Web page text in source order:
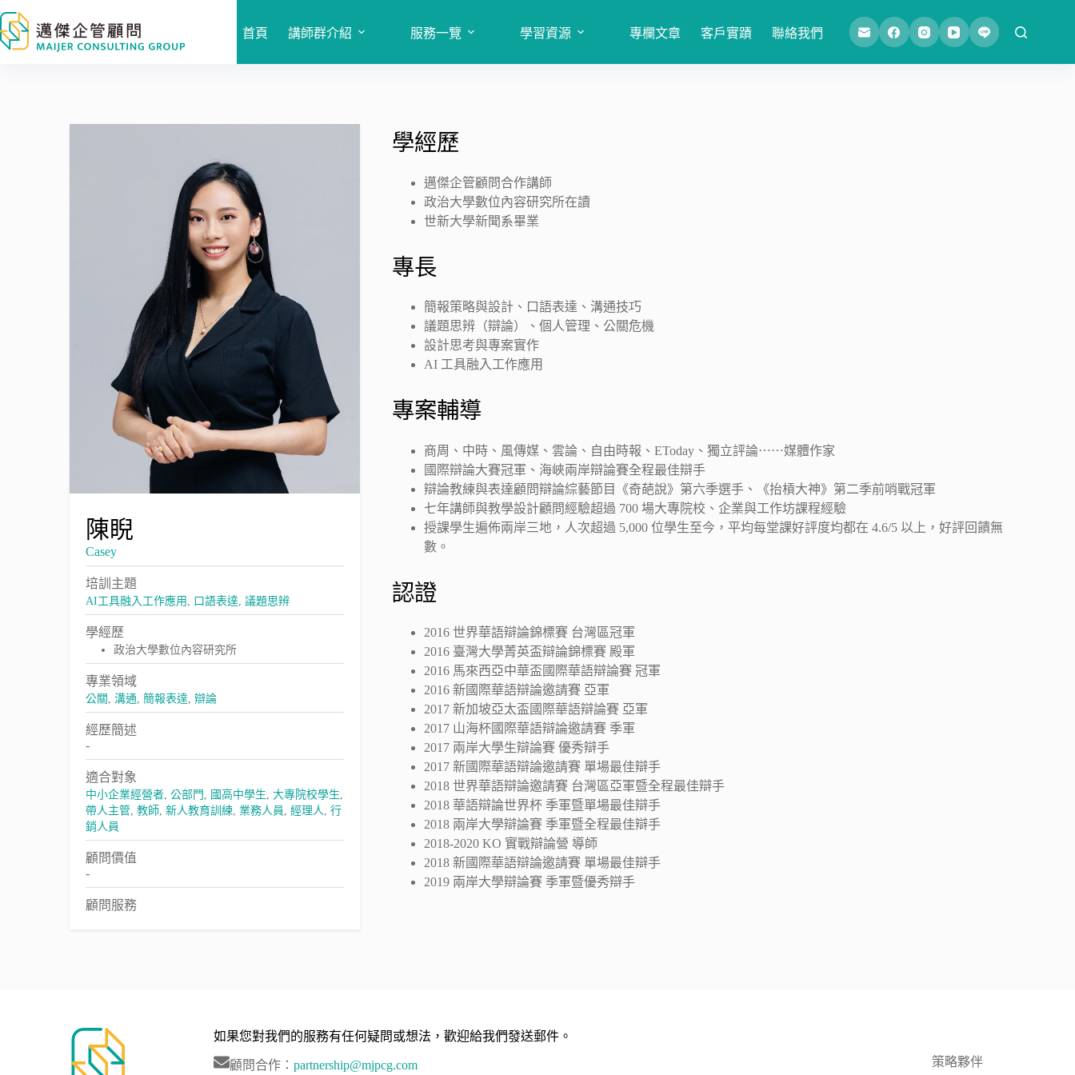
跳
至
主
首頁 講師群介紹 服務一覽 學習資源 專欄文章 客戶實蹟 聯絡我們
陳睨
Casey
培訓主題
AI工具融入工作應用 , 口語表達,議題思辨
學經歷
政治大學數位內容研究所
專業領域
公關 ,溝通,簡報表達,辯論
經歷簡述
-
適合對象
中小企業經營者,公部門 , 國高中學生,大專院校學生,
帶人主管,教師,新人教育訓練, 業務人員 ,經理人,行
銷人員
顧問價值
-
顧問服務
學經歷
邁傑企管顧問合作講師
政治大學數位內容研究所在讀
世新大學新聞系畢業
專長
簡報策略與設計、口語表達、溝通技巧
議題思辨（辯論）、個人管理、公關危機
設計思考與專案實作
AI 工具融入工作應用
專案輔導
商周、中時、風傳媒、雲論、自由時報、EToday、獨立評論⋯⋯媒體作家
國際辯論大賽冠軍、海峽兩岸辯論賽全程最佳辯手
辯論教練與表達顧問辯論綜藝節目《奇葩說》第六季選手、《抬槓大神》第二季前哨戰冠軍
七年講師與教學設計顧問經驗超過 700 場大專院校、企業與工作坊課程經驗
授課學生遍佈兩岸三地，人次超過 5,000 位學生至今，平均每堂課好評度均都在 4.6/5 以上，好評回饋無
數。
認證
2016 世界華語辯論錦標賽 台灣區冠軍
2016 臺灣大學菁英盃辯論錦標賽 殿軍
2016 馬來西亞中華盃國際華語辯論賽 冠軍
2016 新國際華語辯論邀請賽 亞軍
2017 新加坡亞太盃國際華語辯論賽 亞軍
2017 山海杯國際華語辯論邀請賽 季軍
2017 兩岸大學生辯論賽 優秀辯手
2017 新國際華語辯論邀請賽 單場最佳辯手
2018 世界華語辯論邀請賽 台灣區亞軍暨全程最佳辯手
2018 華語辯論世界杯 季軍暨單場最佳辯手
2018 兩岸大學辯論賽 季軍暨全程最佳辯手
2018-2020 KO 實戰辯論營 導師
2018 新國際華語辯論邀請賽 單場最佳辯手
2019 兩岸大學辯論賽 季軍暨優秀辯手
如果您對我們的服務有任何疑問或想法，歡迎給我們發送郵件。
顧問合作：partnership@mjpcg.com 策略夥伴